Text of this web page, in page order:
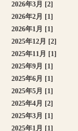
2026年3月 [2]
2026年2月 [1]
2026年1月 [1]
2025年12月 [2]
2025年11月 [1]
2025年9月 [1]
2025年6月 [1]
2025年5月 [1]
2025年4月 [2]
2025年3月 [1]
2025年1月 [1]